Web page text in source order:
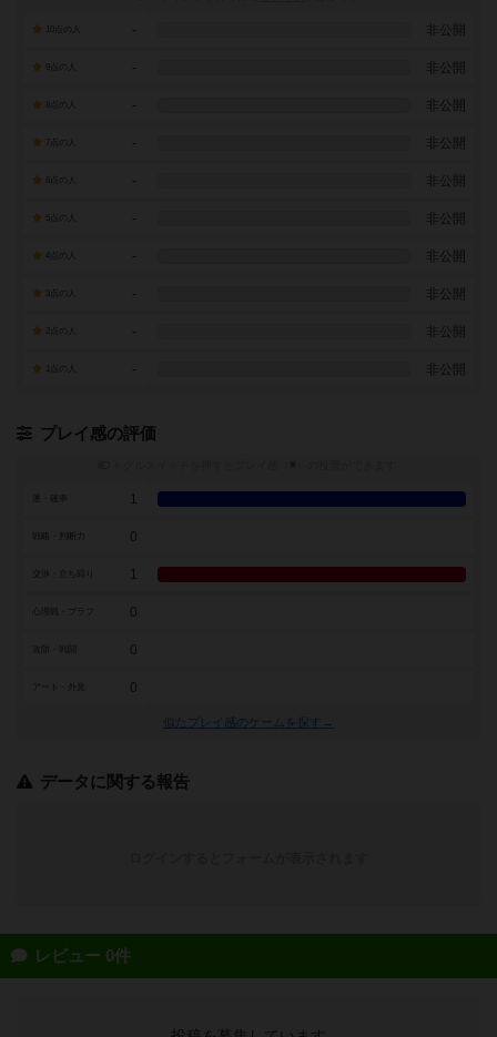
- 非公開
- 非公開
- 非公開
7点の人 - 非公開
- 非公開
- 非公開
- 非公開
- 非公開
- 非公開
- 非公開
プレイ感の評価
※
1
戦略・判断力 0
1
0
0
アート・外見 0
似たプレイ感のゲームを探す→
データに関する報告
レビュー 0件